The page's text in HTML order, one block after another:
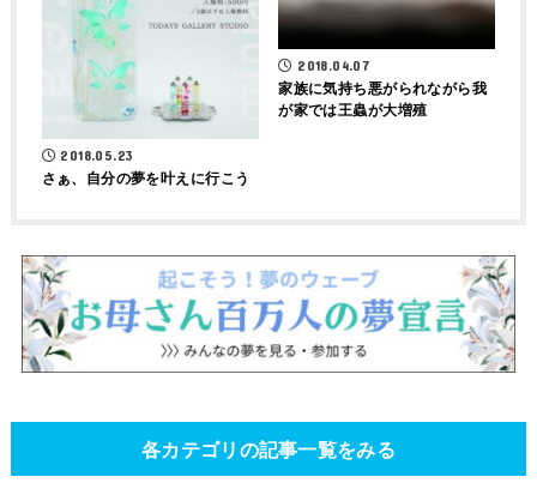
2018.05.23
さぁ、自分の夢を叶えに行こう
2018.04.07
家族に気持ち悪がられながら我
が家では王蟲が大増殖
各カテゴリの記事一覧をみる